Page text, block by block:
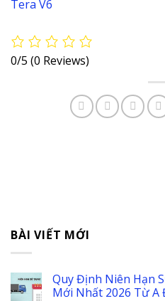
0/5 (0 Reviews)
BÀI VIẾT MỚI
Quy Định Niên Hạn
Mới Nhất 2026 Từ A